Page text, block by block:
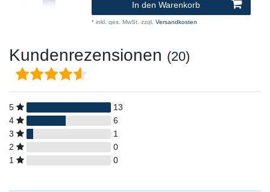
In den Warenkorb
* inkl. ges. MwSt. zzgl. Versandkosten
Kundenrezensionen (20)
5
13
4
6
3
1
2
0
1
0